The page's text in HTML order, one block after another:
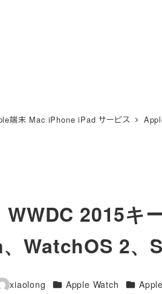
端末 Mac iPhone iPad サービス
WWDC 2015
WatchOS 2
xiaolong カテゴリー
Apple Watch カテゴリ